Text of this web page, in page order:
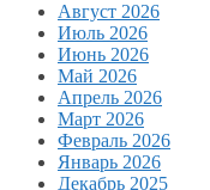
Август 2026
Июль 2026
Июнь 2026
Май 2026
Апрель 2026
Март 2026
Февраль 2026
Январь 2026
Декабрь 2025